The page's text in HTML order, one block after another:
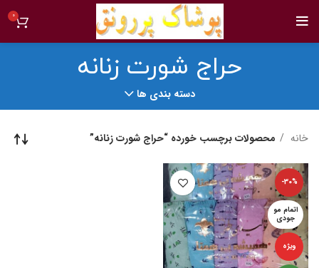
0
حراج شورت زنانه
دسته بندی ها
خانه محصولات برچسب خورده “حراج شورت زنانه”
-30%
اتمام مو
جودی
ویژه